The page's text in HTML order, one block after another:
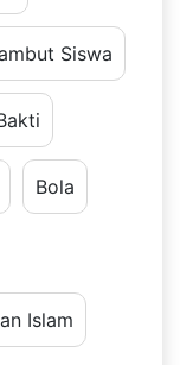
Siswa
Bola
Islam